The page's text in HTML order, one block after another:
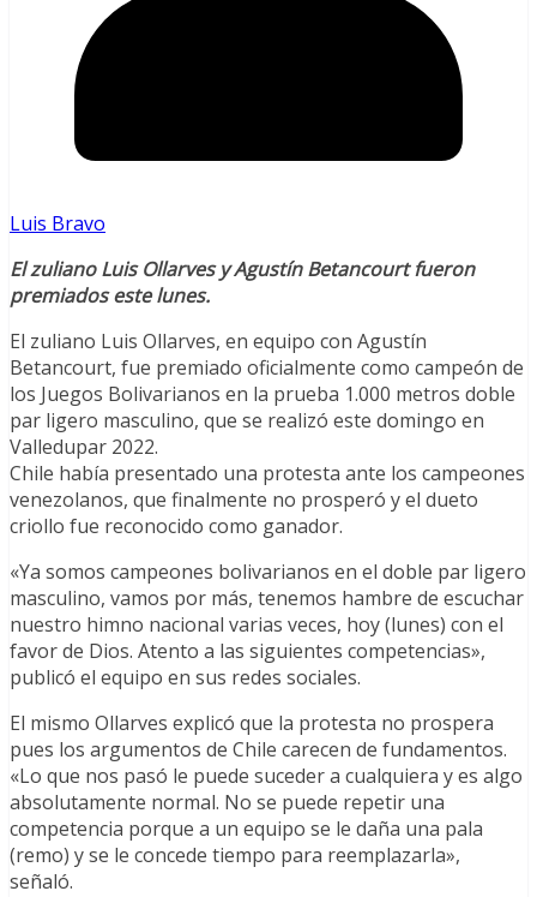
Luis Bravo
El zuliano Luis Ollarves y Agustín Betancourt fueron
premiados este lunes.
El zuliano Luis Ollarves, en equipo con Agustín
Betancourt, fue premiado oficialmente como campeón de
los Juegos Bolivarianos en la prueba 1.000 metros doble
par ligero masculino, que se realizó este domingo en
Valledupar 2022.
Chile había presentado una protesta ante los campeones
venezolanos, que finalmente no prosperó y el dueto
criollo fue reconocido como ganador.
«Ya somos campeones bolivarianos en el doble par ligero
masculino, vamos por más, tenemos hambre de escuchar
nuestro himno nacional varias veces, hoy (lunes) con el
favor de Dios. Atento a las siguientes competencias»,
publicó el equipo en sus redes sociales.
El mismo Ollarves explicó que la protesta no prospera
pues los argumentos de Chile carecen de fundamentos.
«Lo que nos pasó le puede suceder a cualquiera y es algo
absolutamente normal. No se puede repetir una
competencia porque a un equipo se le daña una pala
(remo) y se le concede tiempo para reemplazarla»,
señaló.